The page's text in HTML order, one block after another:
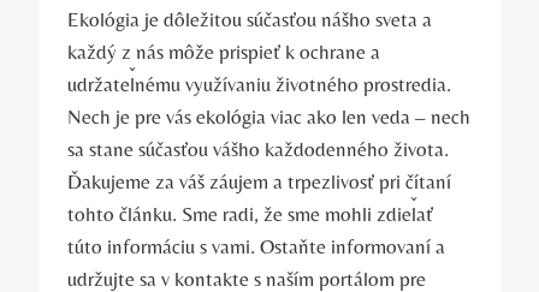
Ekológia je dôležitou⁣ súčasťou nášho sveta a
⁣každý z nás môže prispieť k ochrane a
udržateľnému ⁤využívaniu životného prostredia.⁢
Nech je pre vás ekológia viac ‍ako len veda⁣ – nech
sa stane súčasťou vášho každodenného života.
Ďakujeme za ‍váš záujem⁤ a ​trpezlivosť⁤ pri čítaní
tohto článku. Sme radi, že sme mohli zdieľať
túto informáciu s vami. Ostaňte informovaní a
udržujte sa v kontakte⁣ s​ naším portálom pre